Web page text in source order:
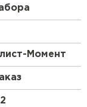
забора
покрытие,
– до 50 лет.
Момент